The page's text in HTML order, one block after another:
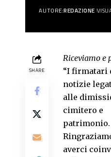
AUTORE:REDAZIONE
SHARE
Riceviamo e
“I firmatari
notizie
alle
cimitero e
patrimonio.
averci